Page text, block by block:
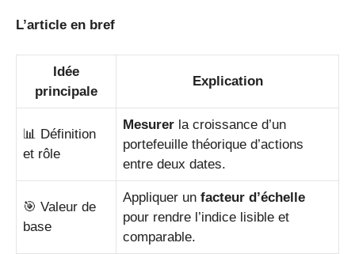
L’article en bref
Idée
principale
Explication
📊 Définition
et rôle
Mesurer la croissance d’un
portefeuille théorique d’actions
entre deux dates.
🎯 Valeur de
base
Appliquer un facteur d’échelle
pour rendre l’indice lisible et
comparable.